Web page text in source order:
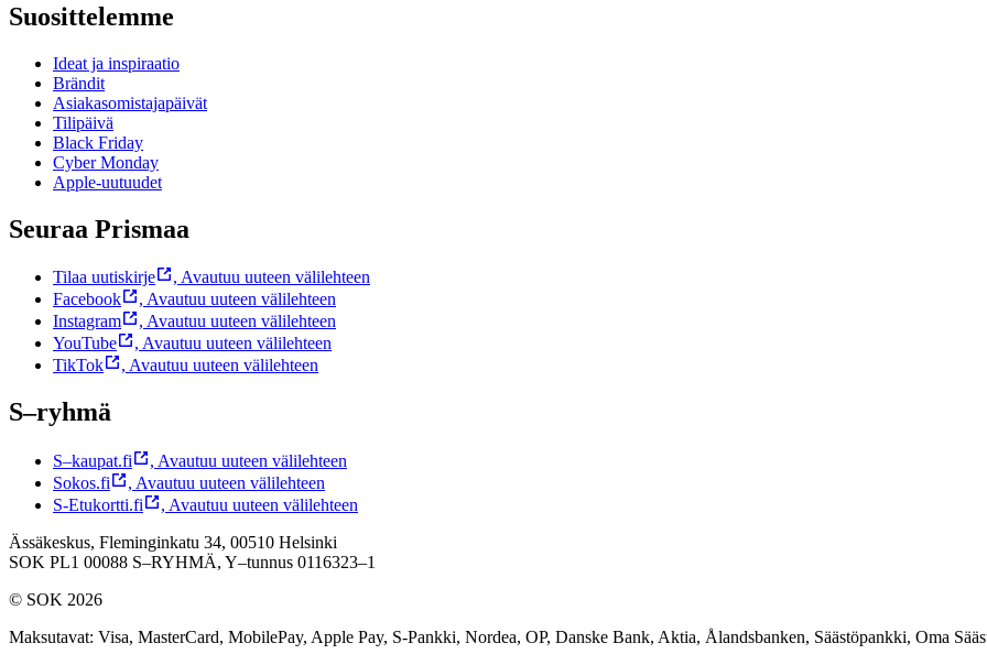
Suosittelemme
Ideat ja inspiraatio
Brändit
Asiakasomistajapäivät
Tilipäivä
Black Friday
Cyber Monday
Apple-uutuudet
Seuraa Prismaa
Tilaa uutiskirje , Avautuu uuteen välilehteen
Facebook
, Avautuu uuteen välilehteen
Instagram
, Avautuu uuteen välilehteen
YouTube
, Avautuu uuteen välilehteen
TikTok
, Avautuu uuteen välilehteen
S–ryhmä
S–kaupat.fi , Avautuu uuteen välilehteen
Sokos.fi
, Avautuu uuteen välilehteen
S-Etukortti.fi
, Avautuu uuteen välilehteen
Ässäkeskus, Fleminginkatu 34, 00510 Helsinki
SOK PL1 00088 S–RYHMÄ, Y–tunnus 0116323–1
© SOK 2026
Maksutavat: Visa, MasterCard, MobilePay, Apple Pay, S-Pankki, Nordea, OP, Danske Bank, Aktia, Ålandsbanken, Säästöpankki, Oma